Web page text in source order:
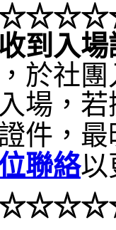
到入場
於社
場，
件，最
聯絡以